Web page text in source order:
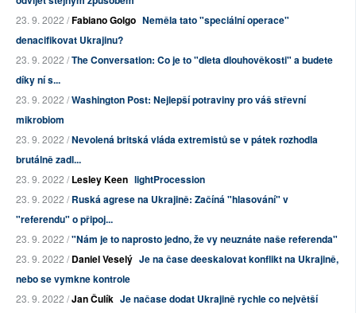
23. 9. 2022 /Fabiano Golgo Neměla tato "speciální operace"
denacifikovat Ukrajinu?
23. 9. 2022 /The Conversation: Co je to "dieta dlouhověkosti" a budete
díky ní s...
23. 9. 2022 /Washington Post: Nejlepší potraviny pro váš střevní
mikrobiom
23. 9. 2022 /Nevolená britská vláda extremistů se v pátek rozhodla
brutálně zadl...
23. 9. 2022 /Lesley Keen lightProcession
23. 9. 2022 /Ruská agrese na Ukrajině: Začíná "hlasování" v
"referendu" o připoj...
23. 9. 2022 /"Nám je to naprosto jedno, že vy neuznáte naše referenda"
23. 9. 2022 /Daniel Veselý Je na čase deeskalovat konflikt na Ukrajině,
nebo se vymkne kontrole
23. 9. 2022 /Jan Čulík Je načase dodat Ukrajině rychle co největší